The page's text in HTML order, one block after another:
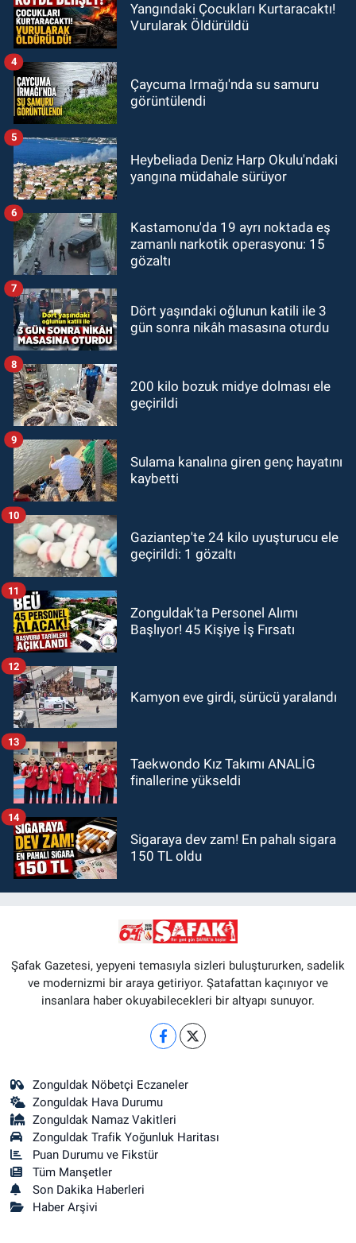
Yangındaki Çocukları Kurtaracaktı!
Vurularak Öldürüldü
Çaycuma Irmağı'nda su samuru
görüntülendi
4
Heybeliada Deniz Harp Okulu'ndaki
yangına müdahale sürüyor
5
Kastamonu'da 19 ayrı noktada eş
zamanlı narkotik operasyonu: 15
gözaltı
6
Dört yaşındaki oğlunun katili ile 3
gün sonra nikâh masasına oturdu
7
200 kilo bozuk midye dolması ele
geçirildi
8
Sulama kanalına giren genç hayatını
kaybetti
9
Gaziantep'te 24 kilo uyuşturucu ele
geçirildi: 1 gözaltı
10
Zonguldak'ta Personel Alımı
Başlıyor! 45 Kişiye İş Fırsatı
11
Kamyon eve girdi, sürücü yaralandı
12
Taekwondo Kız Takımı ANALİG
finallerine yükseldi
13
Sigaraya dev zam! En pahalı sigara
150 TL oldu
14
Şafak Gazetesi, yepyeni temasıyla sizleri buluştururken, sadelik
ve modernizmi bir araya getiriyor. Şatafattan kaçınıyor ve
insanlara haber okuyabilecekleri bir altyapı sunuyor.
Zonguldak Nöbetçi Eczaneler
Zonguldak Hava Durumu
Zonguldak Namaz Vakitleri
Zonguldak Trafik Yoğunluk Haritası
Puan Durumu ve Fikstür
Tüm Manşetler
Son Dakika Haberleri
Haber Arşivi